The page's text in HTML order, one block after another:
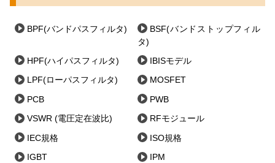
BPF(バンドパスフィルタ)
BSF(バンドストップフィル
タ)
HPF(ハイパスフィルタ) IBISモデル
LPF(ローパスフィルタ) MOSFET
PCB PWB
VSWR (電圧定在波比) RFモジュール
IEC規格 ISO規格
IGBT IPM